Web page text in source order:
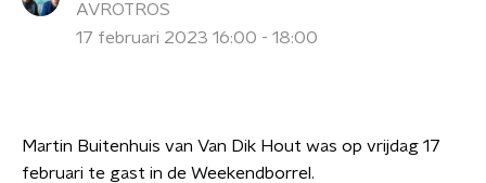
AVROTROS
17 februari 2023 16:00 - 18:00
Martin Buitenhuis van Van Dik Hout was op vrijdag 17
februari te gast in de Weekendborrel.